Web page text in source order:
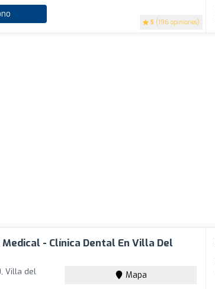
5 (196 opiniones)
- Clínica Dental En Villa Del
Villa del
Mapa